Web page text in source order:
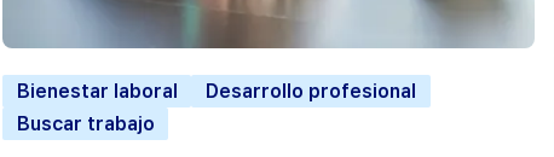
Bienestar laboral
Desarrollo profesional
Buscar trabajo